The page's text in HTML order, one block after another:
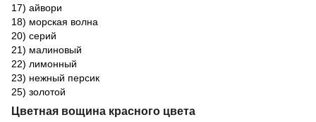
17) айвори
18) морская волна
20) серий
21) малиновый
22) лимонный
23) нежный персик
25) золотой
Цветная вощина красного цвета